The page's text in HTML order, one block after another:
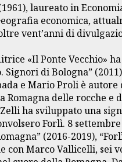
laureato in
economica,
vent’anni di
«Il Ponte Vecchio»
Signori di Bologna”
e Mario Proli è
Romagna delle rocche e
ha sviluppato una
Forlì. 8
(2016-2019),
con Marco Vallicelli, sei